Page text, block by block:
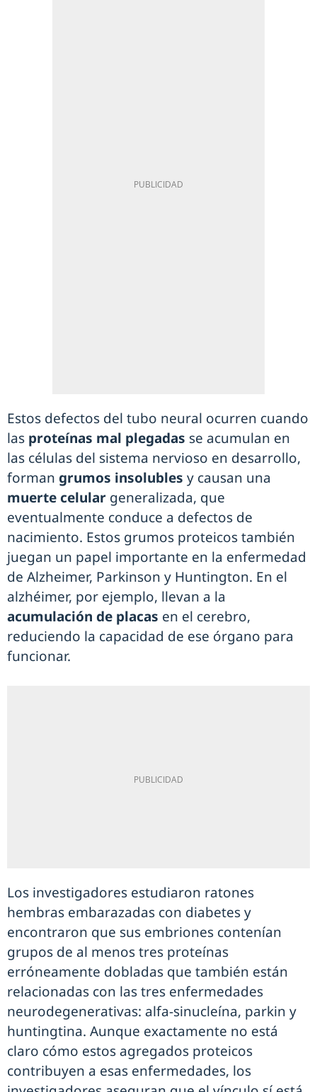
Estos defectos del tubo neural ocurren cuando
las proteínas mal plegadas se acumulan en
las células del sistema nervioso en desarrollo,
forman grumos insolubles y causan una
muerte celular generalizada, que
eventualmente conduce a defectos de
nacimiento. Estos grumos proteicos también
juegan un papel importante en la enfermedad
de Alzheimer, Parkinson y Huntington. En el
alzhéimer, por ejemplo, llevan a la
acumulación de placas en el cerebro,
reduciendo la capacidad de ese órgano para
funcionar.
Los investigadores estudiaron ratones
hembras embarazadas con diabetes y
encontraron que sus embriones contenían
grupos de al menos tres proteínas
erróneamente dobladas que también están
relacionadas con las tres enfermedades
neurodegenerativas: alfa-sinucleína, parkin y
huntingtina. Aunque exactamente no está
claro cómo estos agregados proteicos
contribuyen a esas enfermedades, los